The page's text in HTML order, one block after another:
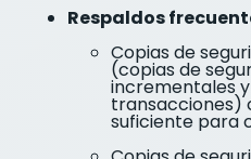
Respaldos
Copias de
(copias de
incrementales
transacciones)
suficiente para